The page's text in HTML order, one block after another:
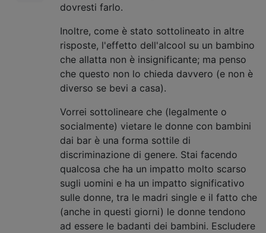
dovresti farlo.
Inoltre, come è stato sottolineato in altre
risposte, l'effetto dell'alcool su un bambino
che allatta non è insignificante; ma penso
che questo non lo chieda davvero (e non è
diverso se bevi a casa).
Vorrei sottolineare che (legalmente o
socialmente) vietare le donne con bambini
dai bar è una forma sottile di
discriminazione di genere. Stai facendo
qualcosa che ha un impatto molto scarso
sugli uomini e ha un impatto significativo
sulle donne, tra le madri single e il fatto che
(anche in questi giorni) le donne tendono
ad essere le badanti dei bambini. Escludere